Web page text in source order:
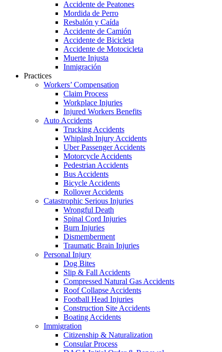
Accidente de Peatones
Mordida de Perro
Resbalón y Caída
Accidente de Camión
Accidente de Bicicleta
Accidente de Motocicleta
Muerte Injusta
Inmigración
Practices
Workers’ Compensation
Claim Process
Workplace Injuries
Injured Workers Benefits
Auto Accidents
Trucking Accidents
Whiplash Injury Accidents
Uber Passenger Accidents
Motorcycle Accidents
Pedestrian Accidents
Bus Accidents
Bicycle Accidents
Rollover Accidents
Catastrophic Serious Injuries
Wrongful Death
Spinal Cord Injuries
Burn Injuries
Dismemberment
Traumatic Brain Injuries
Personal Injury
Dog Bites
Slip & Fall Accidents
Compressed Natural Gas Accidents
Roof Collapse Accidents
Football Head Injuries
Construction Site Accidents
Boating Accidents
Immigration
Citizenship & Naturalization
Consular Process